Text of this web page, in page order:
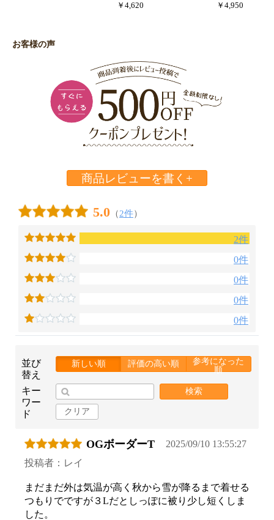
￥4,620 ￥4,950
お客様の声
商品レビューを書く+
5.0 （2件）
2件
0件
0件
0件
0件
並び
替え
新しい順 評価の高い順
参考になった
順
キー
ワー
ド
検索
クリア
OGボーダーT
2025/09/10 13:55:27
投稿者：レイ
まだまだ外は気温が高く秋から雪が降るまで着せる
つもりでですが３Lだとしっぽに被り少し短くしま
した。